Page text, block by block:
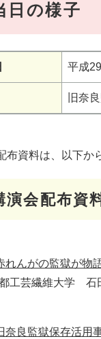
日の様子
平成
旧奈
布資料は、以下か
演会配布資
れんがの監獄が物
工芸繊維大学 石
奈良監獄保存活用